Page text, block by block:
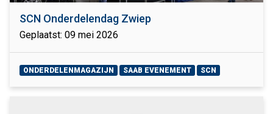
SCN Onderdelendag Zwiep
Geplaatst: 09 mei 2026
ONDERDELENMAGAZIJN SAAB EVENEMENT SCN